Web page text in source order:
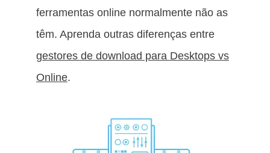
ferramentas online normalmente não as
têm. Aprenda outras diferenças entre
gestores de download para Desktops vs
Online.